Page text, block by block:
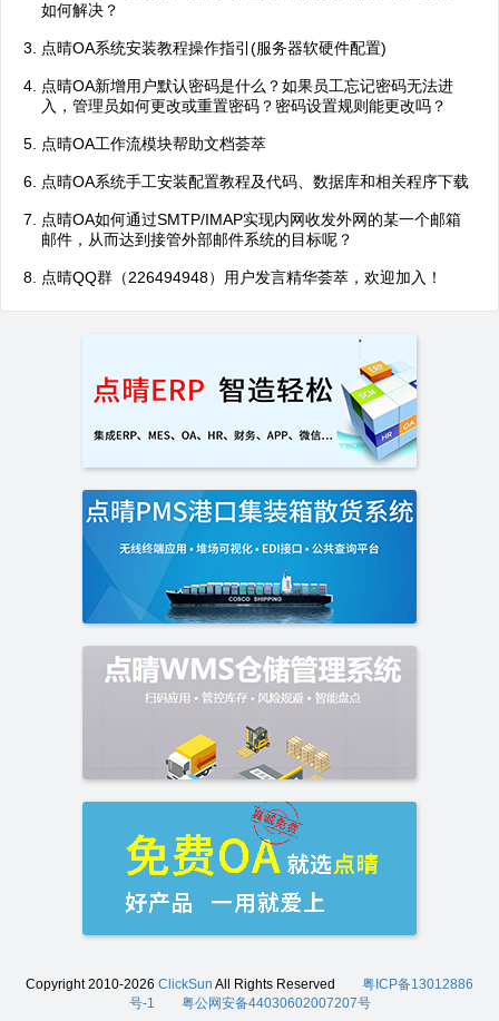
如何解决？
点晴OA系统安装教程操作指引(服务器软硬件配置)
点晴OA新增用户默认密码是什么？如果员工忘记密码无法进
入，管理员如何更改或重置密码？密码设置规则能更改吗？
点晴OA工作流模块帮助文档荟萃
点晴OA系统手工安装配置教程及代码、数据库和相关程序下载
点晴OA如何通过SMTP/IMAP实现内网收发外网的某一个邮箱
邮件，从而达到接管外部邮件系统的目标呢？
点晴QQ群（226494948）用户发言精华荟萃，欢迎加入！
Copyright 2010-2026 ClickSun All Rights Reserved 粤ICP备13012886
号-1
粤公网安备44030602007207号